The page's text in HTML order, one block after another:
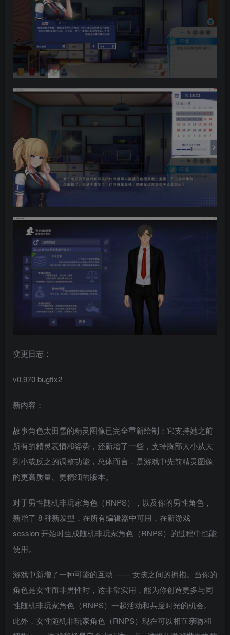
变更日志：
v0.970 bugfix2
新内容：
故事角色太田雪的精灵图像已完全重新绘制：它支持她之前
所有的精灵表情和姿势，还新增了一些，支持胸部大小从大
到小或反之的调整功能，总体而言，是游戏中先前精灵图像
的更高质量、更精细的版本。
对于男性随机非玩家角色（RNPS），以及你的男性角色，
新增了 8 种新发型，在所有编辑器中可用，在新游戏
session 开始时生成随机非玩家角色（RNPS）的过程中也能
使用。
游戏中新增了一种可能的互动 —— 女孩之间的拥抱。当你的
角色是女性而非男性时，这非常实用，能为你创造更多与同
性随机非玩家角色（RNPS）一起活动和共度时光的机会。
此外，女性随机非玩家角色（RNPS）现在可以相互亲吻和